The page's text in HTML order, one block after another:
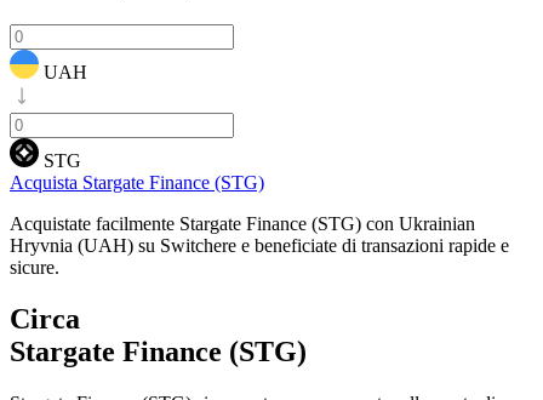
UAH
STG
Acquista Stargate Finance (STG)
Acquistate facilmente Stargate Finance (STG) con Ukrainian
Hryvnia (UAH) su Switchere e beneficiate di transazioni rapide e
sicure.
Circa
Stargate Finance (STG)